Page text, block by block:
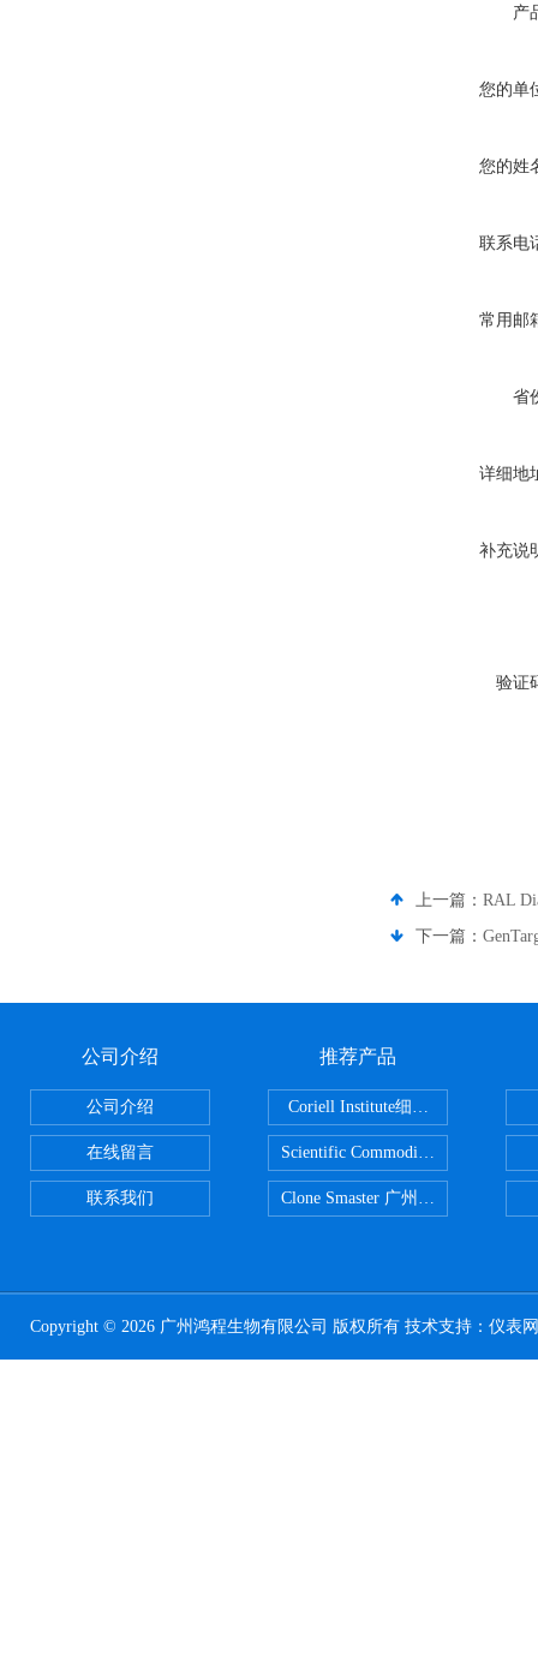
产
您的单
您的姓
联系电
常用邮
省
详细地
补充说
验证
上一篇： RAL
下一篇：
公司介绍
公司介绍
在线留言
联系我们
推荐产品
Scientific CommoditiesPE管 广州
Clone Smaster 广州鸿程代理
Copyright © 2026 广州鸿程生物有限公司 版权所有 技术支持： 仪表网